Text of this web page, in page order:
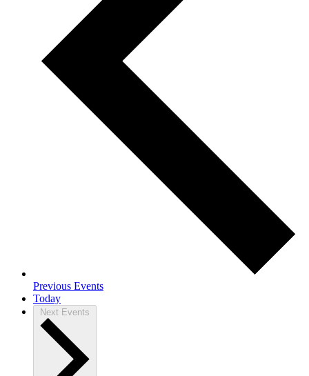
Previous Events
Today
Next Events